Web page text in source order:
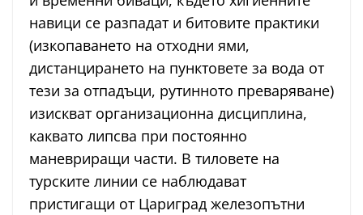
навици се разпадат и битовите практики
(изкопаването на отходни ями,
дистанцирането на пунктовете за вода от
тези за отпадъци, рутинното преваряване)
изискват организационна дисциплина,
каквато липсва при постоянно
маневриращи части. В тиловете на
турските линии се наблюдават
пристигащи от Цариград железопътни